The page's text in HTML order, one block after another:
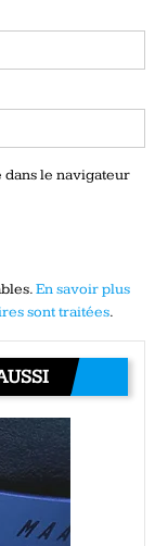
le navigateur
En savoir plus
sont traitées.